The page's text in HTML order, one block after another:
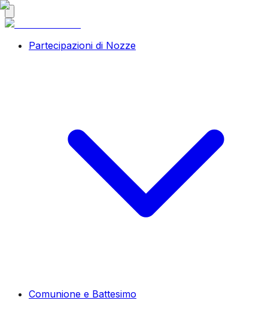
Partecipazioni di Nozze
Comunione e Battesimo